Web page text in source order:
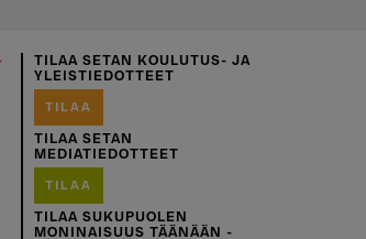
TILAA SETAN KOULUTUS- JA
YLEISTIEDOTTEET
TILAA
TILAA SETAN
MEDIATIEDOTTEET
TILAA
TILAA SUKUPUOLEN
MONINAISUUS TÄÄNÄÄN -